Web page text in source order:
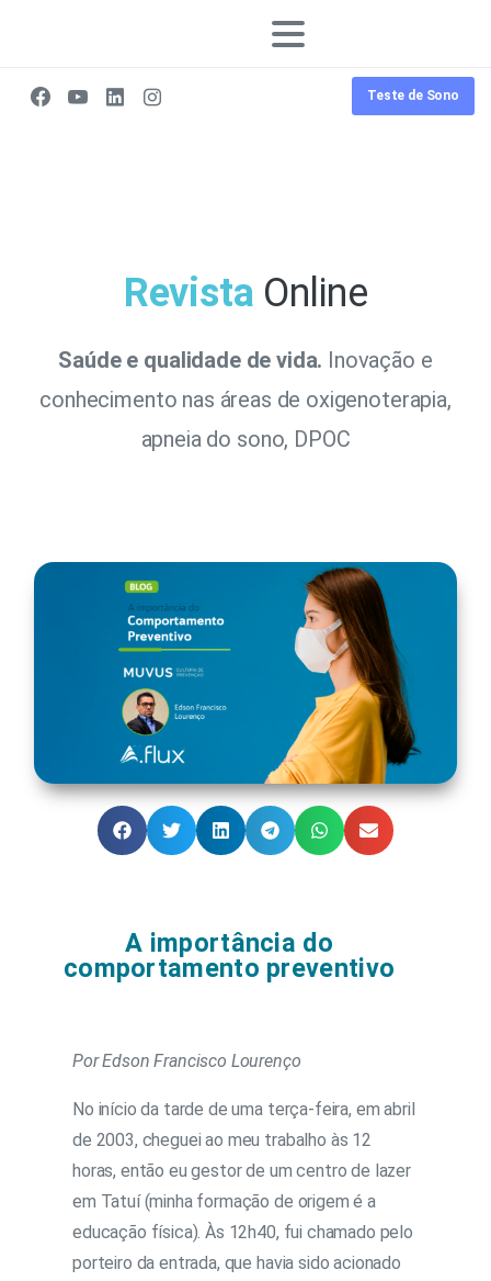
Teste de Sono
Revista Online
Saúde e qualidade de vida. Inovação e
conhecimento nas áreas de oxigenoterapia,
apneia do sono, DPOC
A importância do
comportamento preventivo
Por Edson Francisco Lourenço
No início da tarde de uma terça-feira, em abril
de 2003, cheguei ao meu trabalho às 12
horas, então eu gestor de um centro de lazer
em Tatuí (minha formação de origem é a
educação física). Às 12h40, fui chamado pelo
porteiro da entrada, que havia sido acionado